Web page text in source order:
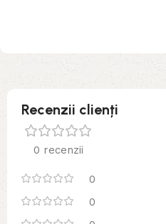
Recenzii clienți
0 recenzii
0
0